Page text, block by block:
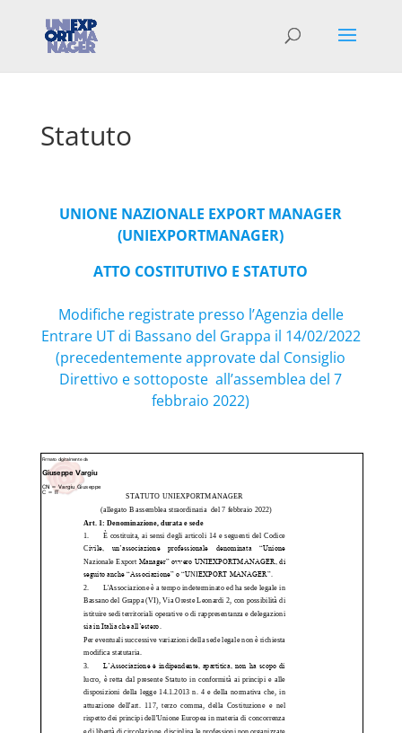
Statuto
UNIONE NAZIONALE EXPORT MANAGER
(UNIEXPORTMANAGER)
ATTO COSTITUTIVO E STATUTO
Modifiche registrate presso l’Agenzia delle
Entrare UT di Bassano del Grappa il 14/02/2022
(precedentemente approvate dal Consiglio
Direttivo e sottoposte all’assemblea del 7
febbraio 2022)